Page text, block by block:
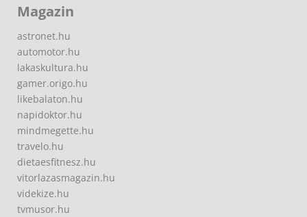
Magazin
astronet.hu
automotor.hu
lakaskultura.hu
gamer.origo.hu
likebalaton.hu
napidoktor.hu
mindmegette.hu
travelo.hu
dietaesfitnesz.hu
vitorlazasmagazin.hu
videkize.hu
tvmusor.hu